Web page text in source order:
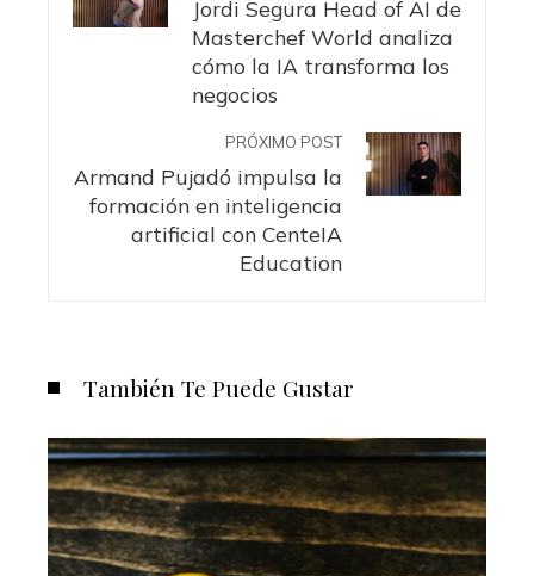
Jordi Segura Head of AI de
Masterchef World analiza
cómo la IA transforma los
negocios
PRÓXIMO POST
Armand Pujadó impulsa la
formación en inteligencia
artificial con CenteIA
Education
También Te Puede Gustar